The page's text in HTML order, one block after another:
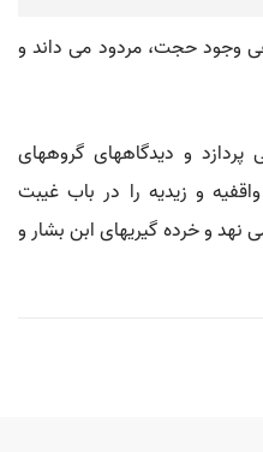
وجود حجت، مردود مى داند و
و ديدگاههاى گروههاى
و زيديه را در باب غيبت
نهد و خرده گيريهاى ابن بشار و